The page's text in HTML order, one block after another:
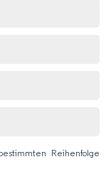
Reihenfolge